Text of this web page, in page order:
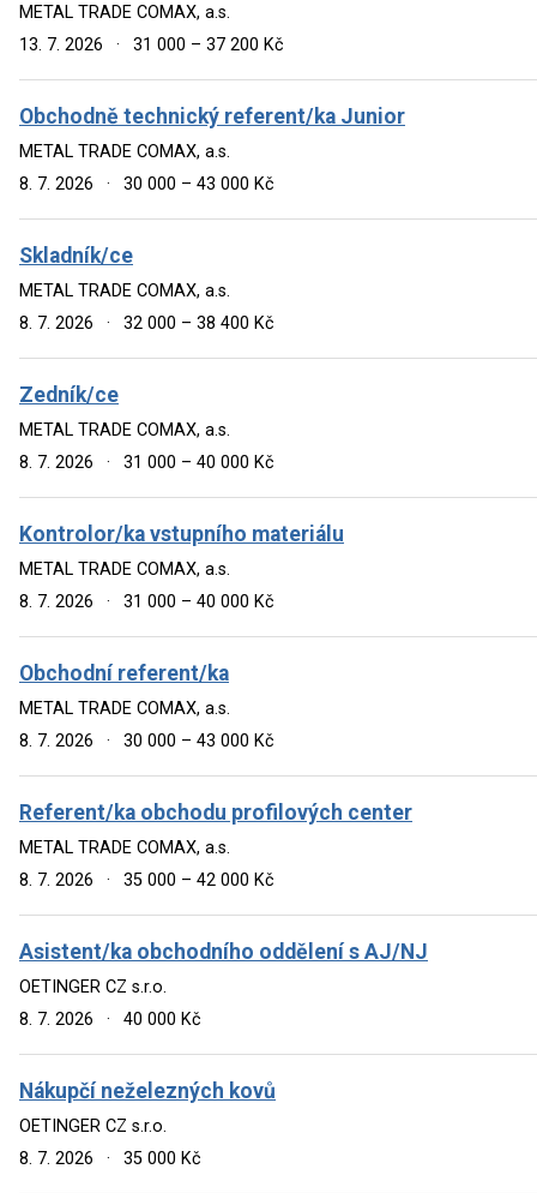
METAL TRADE COMAX, a.s.
13. 7. 2026
· 31 000 – 37 200 Kč
Obchodně technický referent/ka Junior
METAL TRADE COMAX, a.s.
8. 7. 2026
· 30 000 – 43 000 Kč
Skladník/ce
METAL TRADE COMAX, a.s.
8. 7. 2026
· 32 000 – 38 400 Kč
Zedník/ce
METAL TRADE COMAX, a.s.
8. 7. 2026
· 31 000 – 40 000 Kč
Kontrolor/ka vstupního materiálu
METAL TRADE COMAX, a.s.
8. 7. 2026
· 31 000 – 40 000 Kč
Obchodní referent/ka
METAL TRADE COMAX, a.s.
8. 7. 2026
· 30 000 – 43 000 Kč
Referent/ka obchodu profilových center
METAL TRADE COMAX, a.s.
8. 7. 2026
· 35 000 – 42 000 Kč
Asistent/ka obchodního oddělení s AJ/NJ
OETINGER CZ s.r.o.
8. 7. 2026
· 40 000 Kč
Nákupčí neželezných kovů
OETINGER CZ s.r.o.
8. 7. 2026
· 35 000 Kč